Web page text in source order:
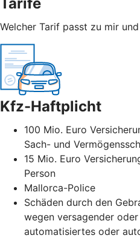
Welcher Tarif passt zu mir
Kfz-Haftplicht
100 Mio. Euro
Sach- und
15 Mio. Euro
Person
Mallorca-Police
Schäden durch den
wegen versagender
automatisiertes oder